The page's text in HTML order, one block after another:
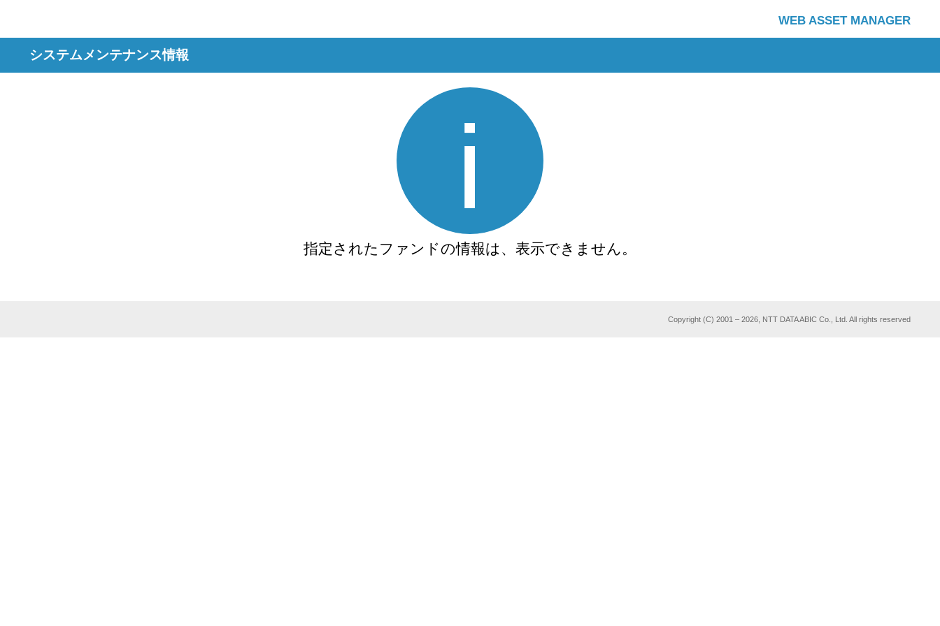
WEB ASSET MANAGER
システムメンテナンス情報
指定されたファンドの情報は、表示できません。